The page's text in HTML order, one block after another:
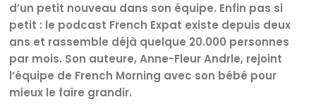
d’un petit nouveau dans son équipe. Enfin pas si
petit : le podcast French Expat existe depuis deux
ans et rassemble déjà quelque 20.000 personnes
par mois. Son auteure, Anne-Fleur Andrle, rejoint
l’équipe de French Morning avec son bébé pour
mieux le faire grandir.